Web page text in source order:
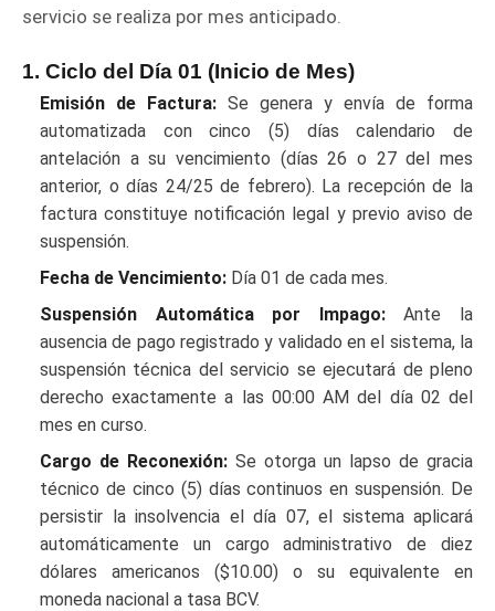
servicio se realiza por mes anticipado.
1. Ciclo del Día 01 (Inicio de Mes)
Emisión de Factura: Se genera y envía de forma
automatizada con cinco (5) días calendario de
antelación a su vencimiento (días 26 o 27 del mes
anterior, o días 24/25 de febrero). La recepción de la
factura constituye notificación legal y previo aviso de
suspensión.
Fecha de Vencimiento: Día 01 de cada mes.
Suspensión Automática por Impago:Ante la
ausencia de pago registrado y validado en el sistema, la
suspensión técnica del servicio se ejecutará de pleno
derecho exactamente a las 00:00 AM del día 02 del
mes en curso.
Cargo de Reconexión: Se otorga un lapso de gracia
técnico de cinco (5) días continuos en suspensión. De
persistir la insolvencia el día 07, el sistema aplicará
automáticamente un cargo administrativo de diez
dólares americanos ($10.00) o su equivalente en
moneda nacional a tasa BCV.